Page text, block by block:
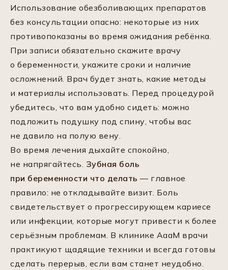
Использование обезболивающих препаратов
без консультации опасно: некоторые из них
противопоказаны во время ожидания ребёнка.
При записи обязательно скажите врачу
о беременности, укажите сроки и наличие
осложнений. Врач будет знать, какие методы
и материалы использовать. Перед процедурой
убедитесь, что вам удобно сидеть: можно
подложить подушку под спину, чтобы вас
не давило на полую вену.
Во время лечения дыхайте спокойно,
не напрягайтесь. Зубная боль
при беременности что делать — главное
правило: не откладывайте визит. Боль
свидетельствует о прогрессирующем кариесе
или инфекции, которые могут привести к более
серьёзным проблемам. В клинике АааМ врачи
практикуют щадящие техники и всегда готовы
сделать перерыв, если вам станет неудобно.